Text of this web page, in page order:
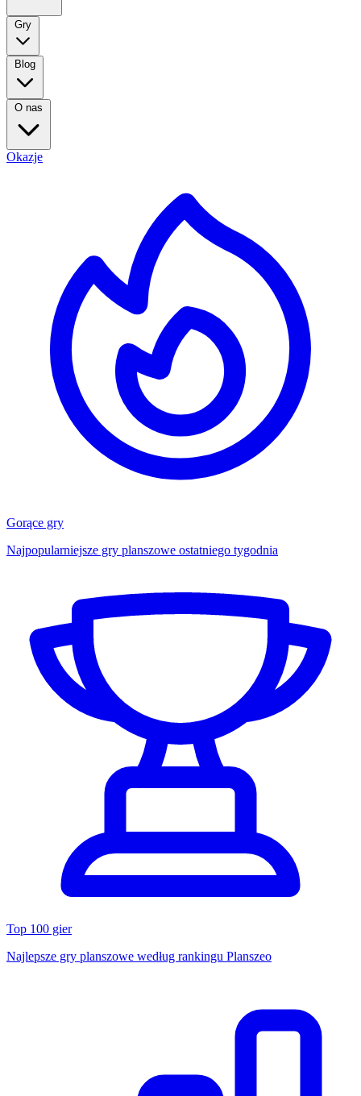
Gry
Blog
O nas
Okazje
Gorące gry
Najpopularniejsze gry planszowe ostatniego tygodnia
Top 100 gier
Najlepsze gry planszowe według rankingu Planszeo